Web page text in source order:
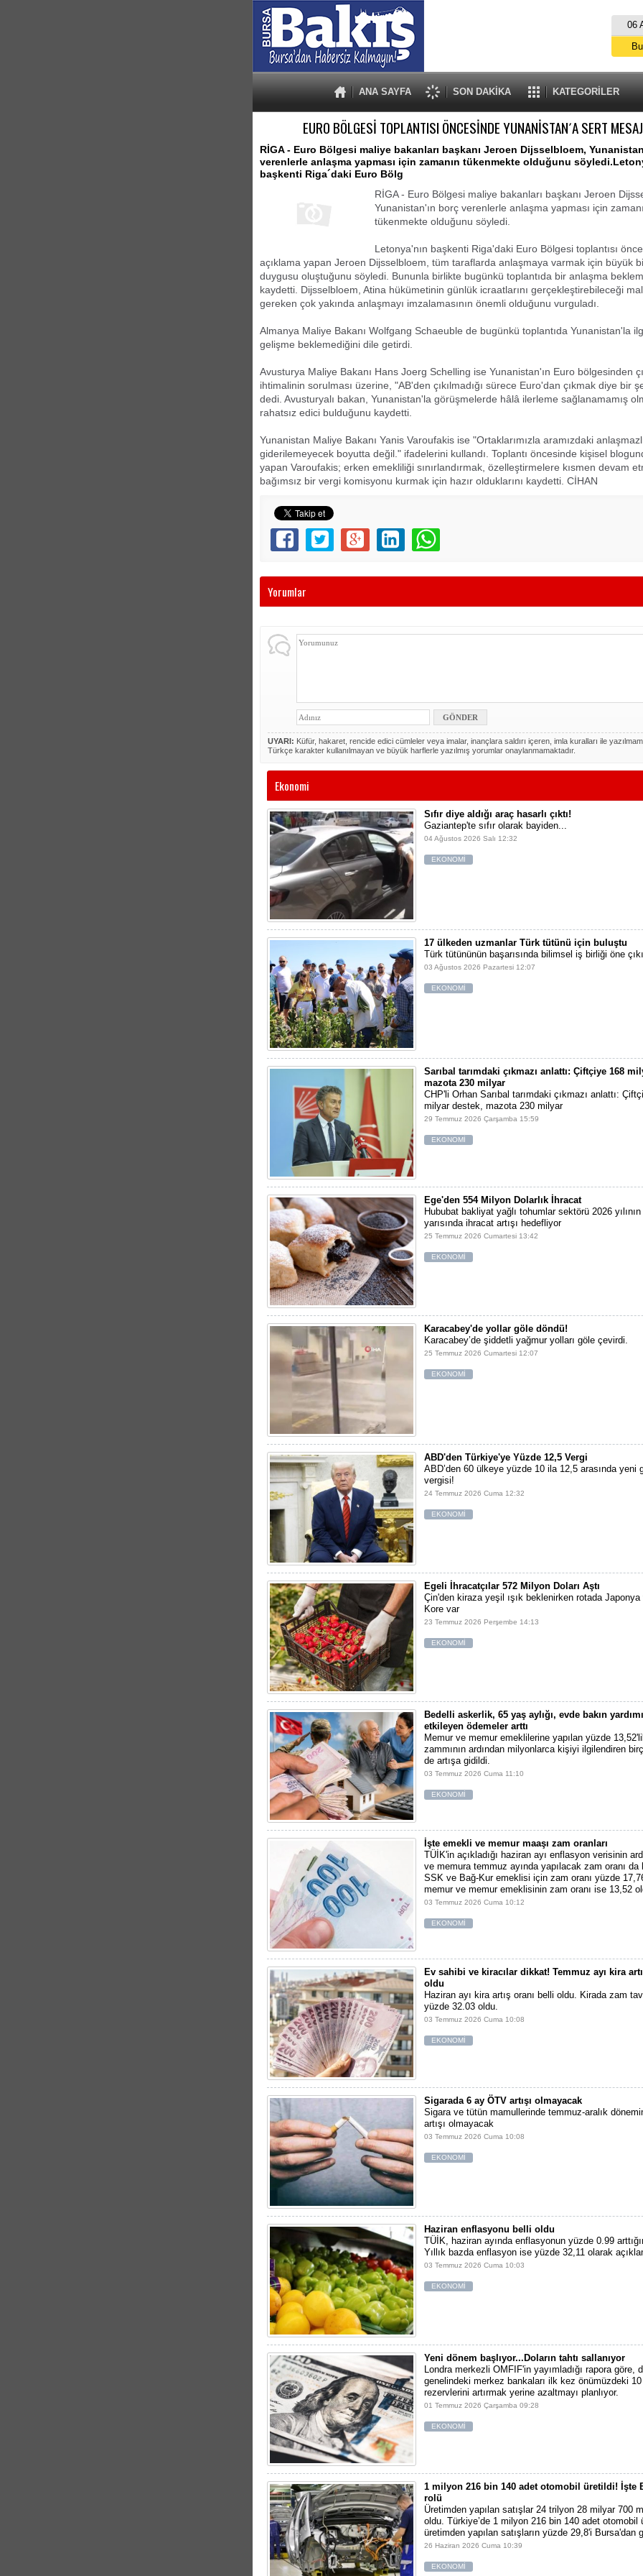
06
ANA SAYFA SON DAKİKA KATEGORİLER
EURO BÖLGESİ TOPLANTISI ÖNCESİNDE YUNANİSTAN´A SERT
RİGA - Euro Bölgesi maliye bakanları başkanı Jeroen Dijsselbloem,
verenlerle anlaşma yapması için zamanın tükenmekte olduğunu
başkenti Riga´daki Euro Bölg
RİGA - Euro Bölgesi maliye bakanları başkanı Jeroen
Yunanistan'ın borç verenlerle anlaşma yapması için
tükenmekte olduğunu söyledi.
Letonya'nın başkenti Riga'daki Euro Bölgesi toplantısı
açıklama yapan Jeroen Dijsselbloem, tüm taraflarda anlaşmaya varmak için büyük
duygusu oluştuğunu söyledi. Bununla birlikte bugünkü toplantıda bir anlaşma
kaydetti. Dijsselbloem, Atina hükümetinin günlük icraatlarını gerçekleştirebileceği
gereken çok yakında anlaşmayı imzalamasının önemli olduğunu vurguladı.
Almanya Maliye Bakanı Wolfgang Schaeuble de bugünkü toplantıda Yunanistan'la
gelişme beklemediğini dile getirdi.
Avusturya Maliye Bakanı Hans Joerg Schelling ise Yunanistan'ın Euro bölgesinden
ihtimalinin sorulması üzerine, "AB'den çıkılmadığı sürece Euro'dan çıkmak diye bir
dedi. Avusturyalı bakan, Yunanistan'la görüşmelerde hâlâ ilerleme sağlanamamış
rahatsız edici bulduğunu kaydetti.
Yunanistan Maliye Bakanı Yanis Varoufakis ise "Ortaklarımızla aramızdaki
giderilemeyecek boyutta değil." ifadelerini kullandı. Toplantı öncesinde kişisel
yapan Varoufakis; erken emekliliği sınırlandırmak, özelleştirmelere kısmen devam
bağımsız bir vergi komisyonu kurmak için hazır olduklarını kaydetti. CİHAN
Yorumlar
UYARI: Küfür, hakaret, rencide edici cümleler veya imalar, inançlara saldırı içeren, imla kuralları ile
Türkçe karakter kullanılmayan ve büyük harflerle yazılmış yorumlar onaylanmamaktadır.
Ekonomi
Sıfır diye aldığı araç hasarlı çıktı!
Gaziantep'te sıfır olarak bayiden...
04 Ağustos 2026 Salı 12:32
EKONOMİ
17 ülkeden uzmanlar Türk tütünü için buluştu
Türk tütününün başarısında bilimsel iş birliği öne
03 Ağustos 2026 Pazartesi 12:07
EKONOMİ
Sarıbal tarımdaki çıkmazı anlattı: Çiftçiye 168
mazota 230 milyar
CHP'li Orhan Sarıbal tarımdaki çıkmazı anlattı:
milyar destek, mazota 230 milyar
29 Temmuz 2026 Çarşamba 15:59
EKONOMİ
Ege'den 554 Milyon Dolarlık İhracat
Hububat bakliyat yağlı tohumlar sektörü 2026
yarısında ihracat artışı hedefliyor
25 Temmuz 2026 Cumartesi 13:42
EKONOMİ
Karacabey'de yollar göle döndü!
Karacabey’de şiddetli yağmur yolları göle çevirdi.
25 Temmuz 2026 Cumartesi 12:07
EKONOMİ
ABD'den Türkiye'ye Yüzde 12,5 Vergi
ABD’den 60 ülkeye yüzde 10 ila 12,5 arasında yeni
vergisi!
24 Temmuz 2026 Cuma 12:32
EKONOMİ
Egeli İhracatçılar 572 Milyon Doları Aştı
Çin'den kiraza yeşil ışık beklenirken rotada
Kore var
23 Temmuz 2026 Perşembe 14:13
EKONOMİ
Bedelli askerlik, 65 yaş aylığı, evde bakın
etkileyen ödemeler arttı
Memur ve memur emeklilerine yapılan yüzde
zammının ardından milyonlarca kişiyi ilgilendiren
de artışa gidildi.
03 Temmuz 2026 Cuma 11:10
EKONOMİ
İşte emekli ve memur maaşı zam oranları
TÜİK'in açıkladığı haziran ayı enflasyon verisinin
ve memura temmuz ayında yapılacak zam oranı da
SSK ve Bağ-Kur emeklisi için zam oranı yüzde
memur ve memur emeklisinin zam oranı ise 13,52
03 Temmuz 2026 Cuma 10:12
EKONOMİ
Ev sahibi ve kiracılar dikkat! Temmuz ayı kira
oldu
Haziran ayı kira artış oranı belli oldu. Kirada zam
yüzde 32.03 oldu.
03 Temmuz 2026 Cuma 10:08
EKONOMİ
Sigarada 6 ay ÖTV artışı olmayacak
Sigara ve tütün mamullerinde temmuz-aralık
artışı olmayacak
03 Temmuz 2026 Cuma 10:08
EKONOMİ
Haziran enflasyonu belli oldu
TÜİK, haziran ayında enflasyonun yüzde 0.99
Yıllık bazda enflasyon ise yüzde 32,11 olarak
03 Temmuz 2026 Cuma 10:03
EKONOMİ
Yeni dönem başlıyor...Doların tahtı sallanıyor
Londra merkezli OMFIF'in yayımladığı rapora göre,
genelindeki merkez bankaları ilk kez önümüzdeki 10
rezervlerini artırmak yerine azaltmayı planlıyor.
01 Temmuz 2026 Çarşamba 09:28
EKONOMİ
1 milyon 216 bin 140 adet otomobil üretildi! İşte
rolü
Üretimden yapılan satışlar 24 trilyon 28 milyar 700
oldu. Türkiye’de 1 milyon 216 bin 140 adet otomobil
üretimden yapılan satışların yüzde 29,8'i Bursa'dan
26 Haziran 2026 Cuma 10:39
EKONOMİ